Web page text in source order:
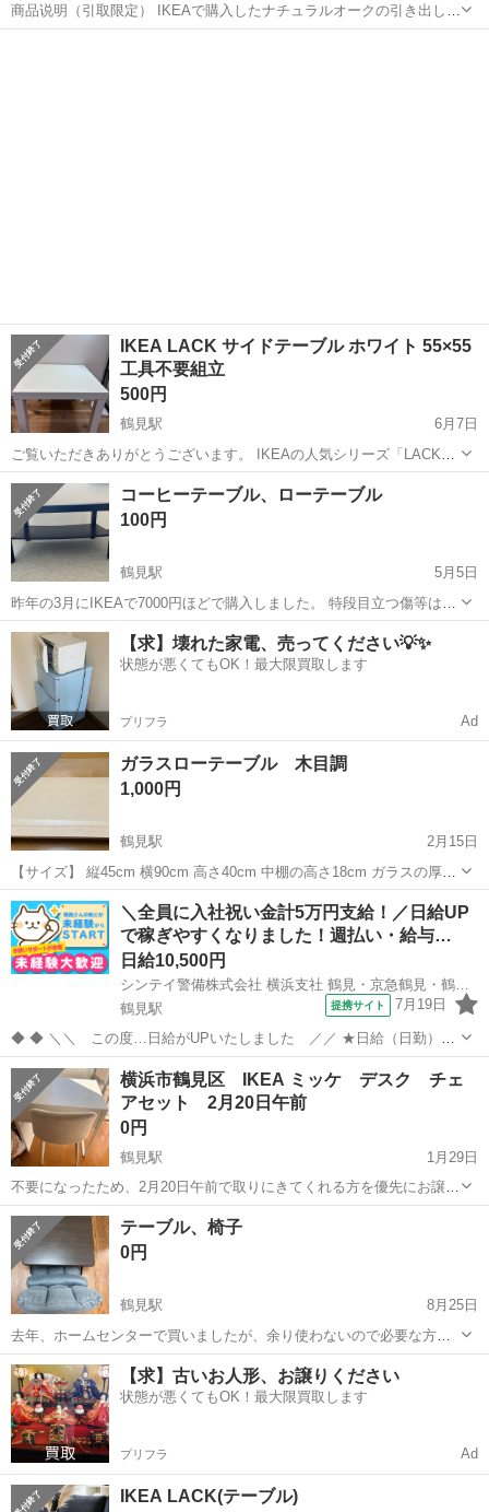
商品说明（引取限定） IKEAで購入したナチュラルオークの引き出し付
きセンターテーブルです。 シンプルで機能的なデザインになります。
IKEA LACK サイドテーブル ホワイト 55×55
工具不要組立
500円
鶴見駅
6月7日
ご覧いただきありがとうございます。 IKEAの人気シリーズ「LACK」
のサイドテーブルです。 シンプルなホワイトカラーで、リビングや寝
室、子供部屋など様々な場所でお使いいただけます。 サイズ（約）
55×...
神奈川 横浜市 テーブル
コーヒーテーブル、ローテーブル
100円
鶴見駅
5月5日
昨年の3月にIKEAで7000円ほどで購入しました。 特段目立つ傷等は有
りません。 長さ118cm、幅78cm、高さ45cm
神奈川 横浜市 鶴見駅 テーブル
【求】壊れた家電、売ってください💡✨
状態が悪くてもOK！最大限買取します
プリフラ Ad
ガラスローテーブル 木目調
1,000円
鶴見駅
2月15日
【サイズ】 縦45cm 横90cm 高さ40cm 中棚の高さ18cm ガラスの厚み
8mm（強化ガラス、耐荷重は全体で25kg） 買い替えのため処分予定。
状態は良いですが、多少の使用感はあります。 直接引き取りに来てく
だ...
神奈川 横浜市 鶴見駅 テーブル 強化ガラス
＼全員に入社祝い金計5万円支給！／日給UP
で稼ぎやすくなりました！週払い・給与…
日給10,500円
シンテイ警備株式会社 横浜支社 鶴見・京急鶴見・鶴見市場(1)エリア/A3203200105
鶴見駅
提携サイト 7月19日
◆ ◆ ＼＼ この度…日給がUPいたしました ／／ ★日給（日勤）
10,500円～ ★日給（夜勤）12,474円～ 毎日お仕事はご用意中です！
期間限定のイベントや 季節ならではのイベント、 固定現場のお仕事や
有名施...
神奈川 横浜市 鶴見駅 警備員
横浜市鶴見区 IKEA ミッケ デスク チェ
アセット 2月20日午前
0円
鶴見駅
1月29日
不要になったため、2月20日午前で取りにきてくれる方を優先にお譲り
します。 へこみあり
神奈川 横浜市 鶴見駅 テーブル
テーブル、椅子
0円
鶴見駅
8月25日
去年、ホームセンターで買いましたが、余り使わないので必要な方は
無料でお譲りします。
神奈川 横浜市 鶴見駅 テーブル 無料
【求】古いお人形、お譲りください
状態が悪くてもOK！最大限買取します
プリフラ Ad
IKEA LACK(テーブル)